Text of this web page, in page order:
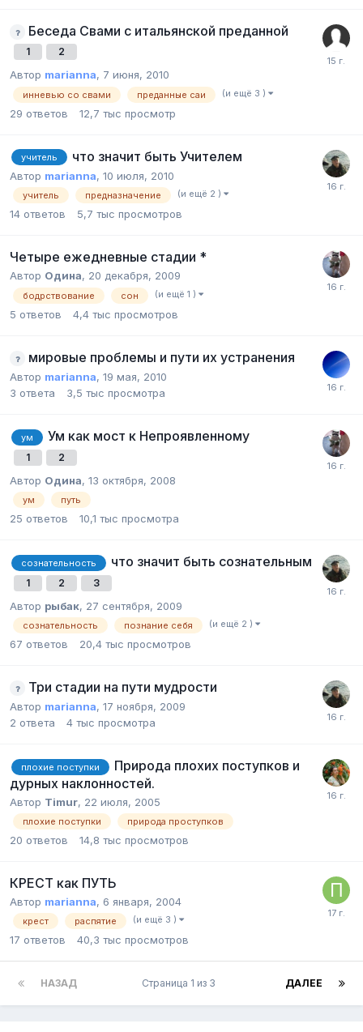
Беседа Свами с итальянской преданной
1 2
Автор marianna, 7 июня, 2010
инневью со свами преданные саи (и ещё 3 )
29 ответов 12,7 тыс просмотр
учитель что значит быть Учителем
Автор marianna, 10 июля, 2010
учитель предназначение (и ещё 2 )
14 ответов 5,7 тыс просмотров
Четыре ежедневные стадии *
Автор Одина, 20 декабря, 2009
бодрствование сон (и ещё 1 )
5 ответов 4,4 тыс просмотров
мировые проблемы и пути их устранения
Автор marianna, 19 мая, 2010
3 ответа 3,5 тыс просмотра
ум Ум как мост к Непроявленному
1 2
Автор Одина, 13 октября, 2008
ум путь
25 ответов 10,1 тыс просмотра
сознательность что значит быть сознательным
1 2 3
Автор рыбак, 27 сентября, 2009
сознательность познание себя (и ещё 2 )
67 ответов 20,4 тыс просмотров
Три стадии на пути мудрости
Автор marianna, 17 ноября, 2009
2 ответа 4 тыс просмотра
плохие поступки
Природа плохих поступков и
дурных наклонностей.
Автор Timur, 22 июля, 2005
плохие поступки природа проступков
20 ответов 14,8 тыс просмотров
КРЕСТ как ПУТЬ
Автор marianna, 6 января, 2004
крест распятие (и ещё 3 )
17 ответов 40,3 тыс просмотров
НАЗАД ДАЛЕЕ
Страница 1 из 3